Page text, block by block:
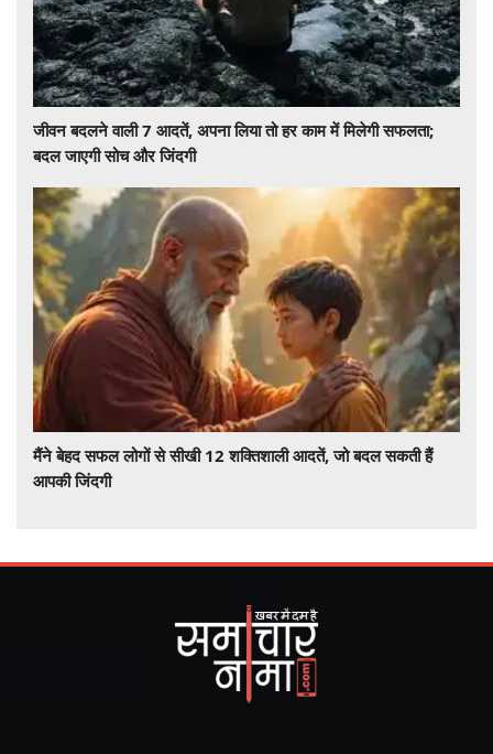
जीवन बदलने वाली 7 आदतें, अपना लिया तो हर काम में मिलेगी सफलता;
बदल जाएगी सोच और जिंदगी
मैंने बेहद सफल लोगों से सीखी 12 शक्तिशाली आदतें, जो बदल सकती हैं
आपकी जिंदगी